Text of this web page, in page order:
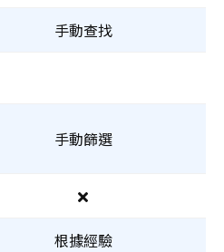
手動查找
手動篩選
根據經驗